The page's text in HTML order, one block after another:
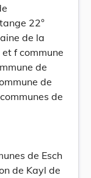
22°
de la
f commune
de
de
de
de Esch
de Kayl de